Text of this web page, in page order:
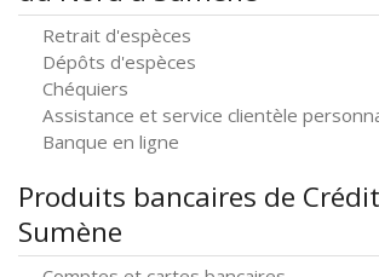
Retrait d'espèces
Dépôts d'espèces
Chéquiers
Assistance et service clientèle
Banque en ligne
Produits bancaires de
Sumène